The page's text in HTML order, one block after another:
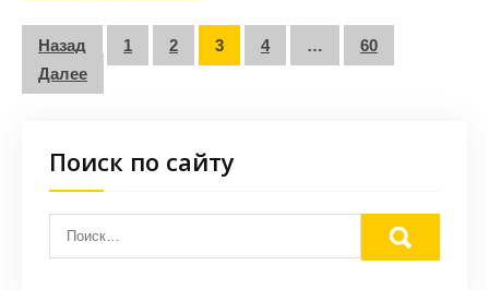
Пагинация
записей
Назад 1 2 3 4 …
60
Далее
Поиск по сайту